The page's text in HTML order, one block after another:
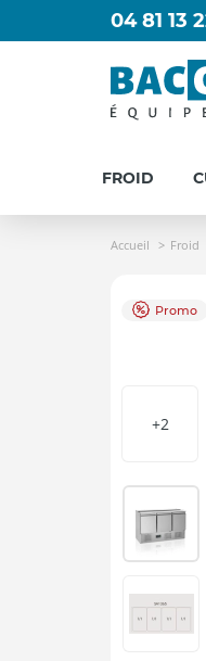
04 81 13
FROID
Accueil Froid
Promo
+2